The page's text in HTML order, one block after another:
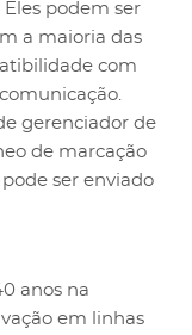
podem ser
a maioria das
com
gerenciador de
de marcação
ser enviado
anos na
em linhas